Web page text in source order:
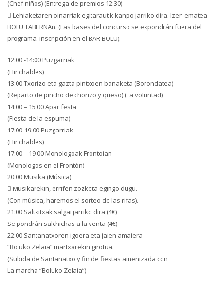
(Chef niños) (Entrega de premios 12:30)
 Lehiaketaren oinarriak egitarautik kanpo jarriko dira. Izen ematea
BOLU TABERNAn. (Las bases del concurso se expondrán fuera del
programa. Inscripción en el BAR BOLU).
12:00 -14:00 Puzgarriak
(Hinchables)
13:00 Txorizo eta gazta pintxoen banaketa (Borondatea)
(Reparto de pincho de chorizo y queso) (La voluntad)
14:00 – 15:00 Apar festa
(Fiesta de la espuma)
17:00-19:00 Puzgarriak
(Hinchables)
17:00 – 19:00 Monologoak Frontoian
(Monologos en el Frontón)
20:00 Musika (Música)
 Musikarekin, errifen zozketa egingo dugu.
(Con música, haremos el sorteo de las rifas).
21:00 Saltxitxak salgai jarriko dira (4€)
Se pondrán salchichas a la venta (4€)
22:00 Santanatxoren igoera eta jaien amaiera
“Boluko Zelaia” martxarekin girotua.
(Subida de Santanatxo y fin de fiestas amenizada con
La marcha “Boluko Zelaia”)